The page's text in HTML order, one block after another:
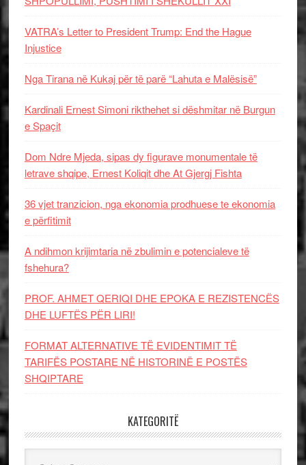
VATRA’s Letter to President Trump: End the Hague
Injustice
Nga Tirana në Kukaj për të parë “Lahuta e Malësisë”
Kardinali Ernest Simoni rikthehet si dëshmitar në Burgun
e Spaçit
Dom Ndre Mjeda, sipas dy figurave monumentale të
letrave shqipe, Ernest Koliqit dhe At Gjergj Fishta
36 vjet tranzicion, nga ekonomia prodhuese te ekonomia
e përfitimit
A ndihmon krijimtaria në zbulimin e potencialeve të
fshehura?
PROF. AHMET QERIQI DHE EPOKA E REZISTENCЁS
DHE LUFTЁS PЁR LIRI!
FORMAT ALTERNATIVE TË EVIDENTIMIT TË
TARIFËS POSTARE NË HISTORINË E POSTËS
SHQIPTARE
KATEGORITË